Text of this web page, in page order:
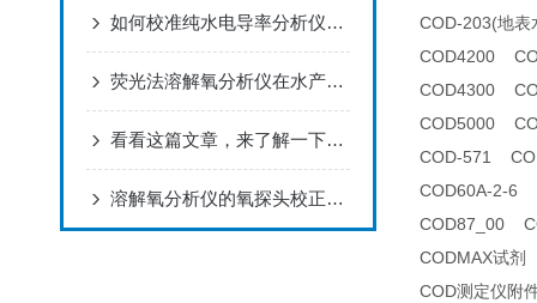
如何校准纯水电导率分析仪以确保其测量精度？
荧光法溶解氧分析仪在水产养殖中的应用
看看这篇文章，来了解一下氟离子浓度分析仪吧！
溶解氧分析仪的氧探头校正注意事项
COD-203(地
COD4200
COD4300
COD5000
COD-571
COD60A-2-6
COD87_00
CODMAX试
COD测定仪附